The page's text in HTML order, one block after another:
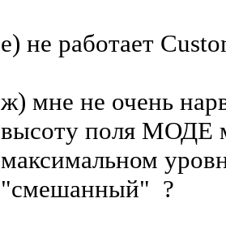
е) не работает
ж) мне не очень
высоту поля МОДЕ
максимальном
"смешанный" ?